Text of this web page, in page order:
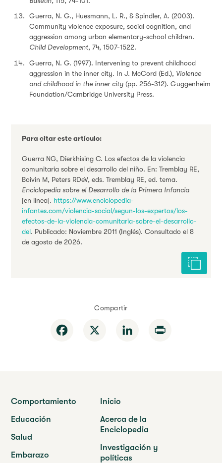
Guerra, N. G., Huesmann, L. R., & Spindler, A. (2003).
Community violence exposure, social cognition, and
aggression among urban elementary-school children.
Child Development, 74, 1507-1522.
Guerra, N. G. (1997). Intervening to prevent childhood
aggression in the inner city. In J. McCord (Ed.), Violence
and childhood in the inner city (pp. 256-312). Guggenheim
Foundation/Cambridge University Press.
Para citar este artículo:
Guerra NG, Dierkhising C. Los efectos de la violencia
comunitaria sobre el desarrollo del niño. En: Tremblay RE,
Boivin M, Peters RDeV, eds. Tremblay RE, ed. tema.
Enciclopedia sobre el Desarrollo de la Primera Infancia
[en línea]. https://www.enciclopedia-
infantes.com/violencia-social/segun-los-expertos/los-
efectos-de-la-violencia-comunitaria-sobre-el-desarrollo-
del. Publicado: Noviembre 2011 (Inglés). Consultado el 8
de agosto de 2026.
Citar
Compartir
Facebook LinkedIn
Comportamiento
Educación
Salud
Embarazo
Inicio
Acerca de la
Enciclopedia
Investigación y
políticas